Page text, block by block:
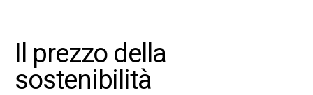
Il prezzo della
sostenibilità